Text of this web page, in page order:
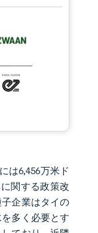
です。
は6,456万米ド
関する政策改
企業はタイの
多く必要とす